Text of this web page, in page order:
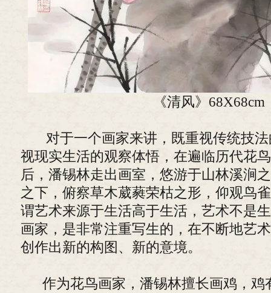
《清风》68X68cm
对于一个画家来讲，既重视传统技法
视现实生活的观察体悟，在遍临历代花
后，潘锡林走出画室，悠游于山林溪涧
之下，俯察草木葳蕤荣枯之形，仰观鸟
谓艺术来源于生活高于生活，艺术不是
画家，是非常注重写生的，在不断地艺
创作出新的构图、新的意境。
作为花鸟画家，潘锡林擅长画鸡，鸡